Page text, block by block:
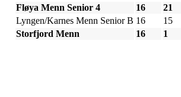
Fløya Menn Senior 4
16
21
Lyngen/Karnes Menn Senior B 16
15
Storfjord Menn
16 1